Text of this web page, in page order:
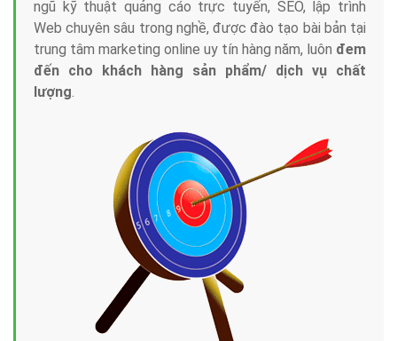
ngũ kỹ thuật quảng cáo trực tuyến, SEO, lập trình
Web chuyên sâu trong nghề, được đào tạo bài bản tại
trung tâm marketing online uy tín hàng năm, luôn đem
đến cho khách hàng sản phẩm/ dịch vụ chất
lượng.